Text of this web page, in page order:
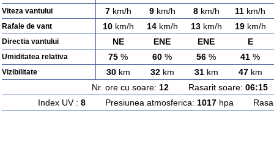
Viteza vantului 7km/h 9km/h 8km/h 11 km/h
Rafale de vant 10km/h 14km/h 13km/h 19km/h
Directia vantului NE ENE ENE E
Umiditatea relativa 75 % 60 % 56 % 41 %
Vizibilitate 30km 32km 31km 47km
Nr. ore cu soare: 12Rasarit soare: 06:15
Index UV : 8Presiunea atmosferica: 1017hpa